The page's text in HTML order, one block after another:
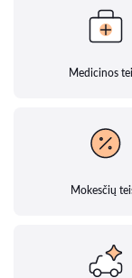
Medicinos
Mokesčių